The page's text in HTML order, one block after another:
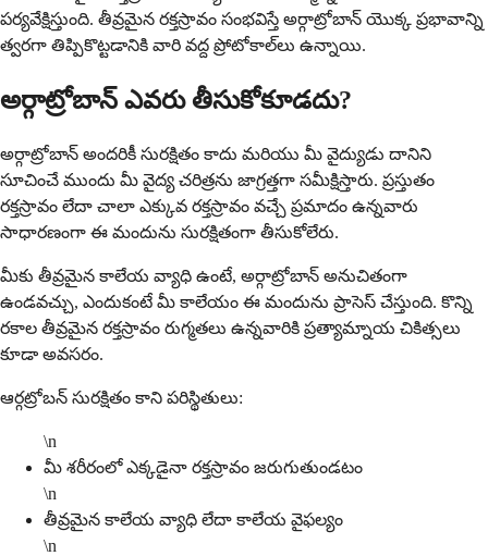
పర్యవేక్షిస్తుంది. తీవ్రమైన రక్తస్రావం సంభవిస్తే అర్గాట్రోబాన్ యొక్క ప్రభావాన్ని
త్వరగా తిప్పికొట్టడానికి వారి వద్ద ప్రోటోకాల్‌లు ఉన్నాయి.
అర్గాట్రోబాన్ ఎవరు తీసుకోకూడదు?
అర్గాట్రోబాన్ అందరికీ సురక్షితం కాదు మరియు మీ వైద్యుడు దానిని
సూచించే ముందు మీ వైద్య చరిత్రను జాగ్రత్తగా సమీక్షిస్తారు. ప్రస్తుతం
రక్తస్రావం లేదా చాలా ఎక్కువ రక్తస్రావం వచ్చే ప్రమాదం ఉన్నవారు
సాధారణంగా ఈ మందును సురక్షితంగా తీసుకోలేరు.
మీకు తీవ్రమైన కాలేయ వ్యాధి ఉంటే, అర్గాట్రోబాన్ అనుచితంగా
ఉండవచ్చు, ఎందుకంటే మీ కాలేయం ఈ మందును ప్రాసెస్ చేస్తుంది. కొన్ని
రకాల తీవ్రమైన రక్తస్రావం రుగ్మతలు ఉన్నవారికి ప్రత్యామ్నాయ చికిత్సలు
కూడా అవసరం.
ఆర్గట్రోబన్ సురక్షితం కాని పరిస్థితులు:
\n
మీ శరీరంలో ఎక్కడైనా రక్తస్రావం జరుగుతుండటం
\n
తీవ్రమైన కాలేయ వ్యాధి లేదా కాలేయ వైఫల్యం
\n